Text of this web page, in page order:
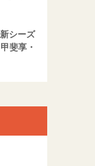
シーズ
斐享・